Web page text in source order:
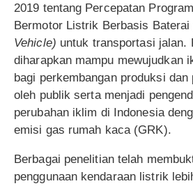
2019 tentang Percepatan
Bermotor Listrik Berbasis Baterai
Vehicle) untuk transportasi jalan.
diharapkan mampu mewujudkan
bagi perkembangan produksi
oleh publik serta menjadi
perubahan iklim di Indonesia
emisi gas rumah kaca (GRK).
Berbagai penelitian telah
penggunaan kendaraan listrik